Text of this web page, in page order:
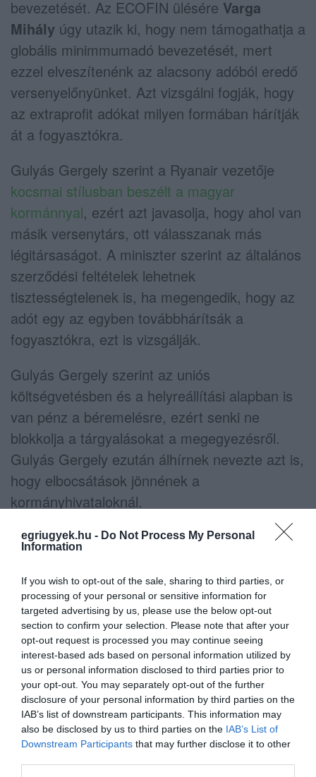
egriugyek.hu - Do Not Process My Personal
Information
If you wish to opt-out of the sale, sharing to third parties, or
processing of your personal or sensitive information for
targeted advertising by us, please use the below opt-out
section to confirm your selection. Please note that after your
opt-out request is processed you may continue seeing
interest-based ads based on personal information utilized by
us or personal information disclosed to third parties prior to
your opt-out. You may separately opt-out of the further
disclosure of your personal information by third parties on the
IAB’s list of downstream participants. This information may
also be disclosed by us to third parties on the IAB’s List of
Downstream Participants that may further disclose it to other
bevezetését. Az ECOFIN ülésére Varga
Mihály úgy utazik ki, hogy nem támogathatja a
globális minimmumadó bevezetését, mert
ezzel elveszítenénk az alacsony adóból eredő
versenyelőnyünket. Azt vizsgálni fogják, hogy
az extraprofit adókat milyen formában hárítják
át a fogyasztókra.
Gulyás Gergely szerint a Ryanair vezetője
kocsmai stílusban beszélt a magyar
kormánnyal, ezért azt javasolja, hogy ahol van
másik versenytárs, ott válasszanak más
légitársaságot. A miniszter szerint az általános
szerződési feltételek lehetnek
tisztességtelenek is, ha megengedik, hogy az
adót egy az egyben továbbhárítsák a
fogyasztókra, ezt is vizsgálják.
Gulyás Gergely szerint az uniós
költségvetésben és a helyreállítási alapban is
van pénz a béremelésre, ezért senki ne
blokkolja a tárgyalásokat a megegyezésről.
Gulyás Gergely ezután álhírnek nevezte azt is,
hogy elbocsátások jönnének a
kormányhivataloknál.
A kormány nem támogatja a dugódíj
bevezetését – amire korábban Demszky
Gábor és Tarlós István is kötelezettséget
vállalt.
A kormány szerint mindenkinek ki kell vennie a
részét a közterhekből, ezért nem fedezik az
önkormányzatok rezsicsökkentését, de
„különös figyelemmel kísérik az ellenzéki
vezetésű önkormányzatokat”, hogy ők mit
lépnek ebben a helyzetben. Lesz olyan
önkormányzat, aminek kompenzálják majd a